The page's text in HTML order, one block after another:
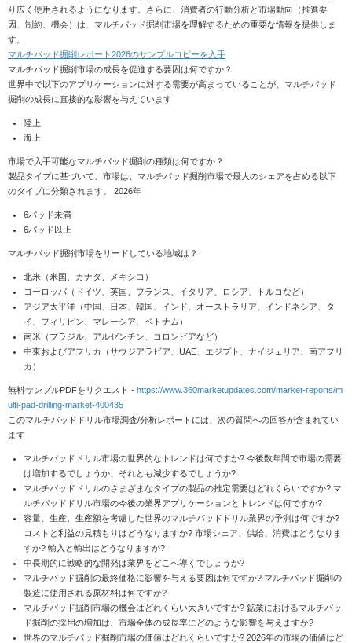
り広く使用されるようになります。さらに、消費者の行動分析と市場動向（推進要
因、制約、機会）は、マルチパッド掘削市場を理解するための重要な情報を提供しま
す。
マルチパッド掘削レポート2026のサンプルコピーを入手
マルチパッド掘削市場の成長を促進する要因は何ですか？
世界中で以下のアプリケーションに対する需要が高まっていることが、マルチパッド
掘削の成長に直接的な影響を与えています
陸上
海上
市場で入手可能なマルチパッド掘削の種類は何ですか？
製品タイプに基づいて、市場は、マルチパッド掘削市場で最大のシェアを占める以下
のタイプに分類されます。 2026年
6パッド未満
6パッド以上
マルチパッド掘削市場をリードしている地域は？
北米（米国、カナダ、メキシコ）
ヨーロッパ（ドイツ、英国、フランス、イタリア、ロシア、トルコなど）
アジア太平洋（中国、日本、韓国、インド、オーストラリア、インドネシア、タ
イ、フィリピン、マレーシア、ベトナム）
南米（ブラジル、アルゼンチン、コロンビアなど）
中東およびアフリカ（サウジアラビア、UAE、エジプト、ナイジェリア、南アフリ
カ）
無料サンプルPDFをリクエスト - https://www.360marketupdates.com/market-reports/m
ulti-pad-drilling-market-400435
このマルチパッドドリル市場調査/分析レポートには、次の質問への回答が含まれてい
ます
マルチパッドドリル市場の世界的なトレンドは何ですか? 今後数年間で市場の需要
は増加するでしょうか、それとも減少するでしょうか?
マルチパッドドリルのさまざまなタイプの製品の推定需要はどれくらいですか? マ
ルチパッドドリル市場の今後の業界アプリケーションとトレンドは何ですか?
容量、生産、生産額を考慮した世界のマルチパッドドリル業界の予測は何ですか?
コストと利益の見積もりはどうなりますか? 市場シェア、供給、消費はどうなりま
すか? 輸入と輸出はどうなりますか?
中長期的に戦略的な開発は業界をどこへ導くでしょうか?
マルチパッド掘削の最終価格に影響を与える要因は何ですか? マルチパッド掘削の
製造に使用される原材料は何ですか?
マルチパッド掘削市場の機会はどれくらい大きいですか? 鉱業におけるマルチパッ
ド掘削の採用の増加は、市場全体の成長率にどのような影響を与えますか?
世界のマルチパッド掘削市場の価値はどれくらいですか? 2026年の市場の価値はど